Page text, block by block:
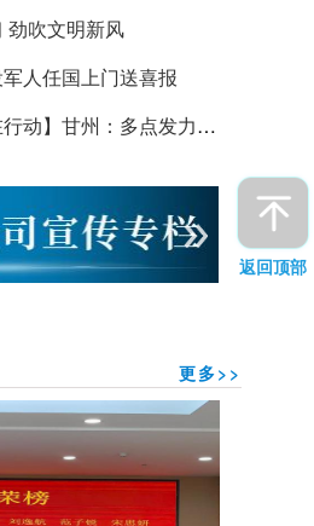
劲吹文明新风
人任国上门送喜报
动】甘州：多点发力暖
更多>>
返回顶部